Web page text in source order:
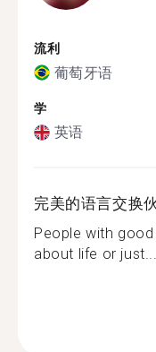
流利
葡萄牙语
学
英语
完美的语言交换
People with
about life or just...